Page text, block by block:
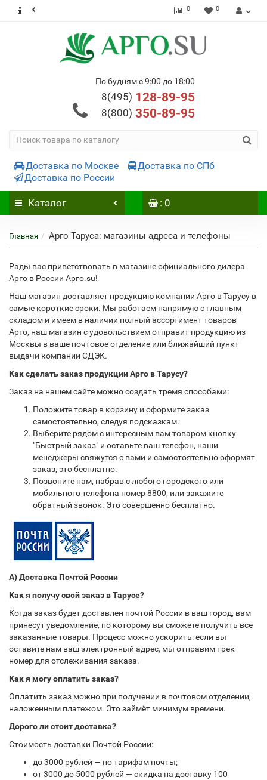
0 0
По будням с 9:00 до 18:00
8(495) 128-89-95
8(800) 350-89-95
Доставка по Москве
Доставка по СПб
Доставка по России
Каталог : 0
Главная Арго Таруса: магазины адреса и телефоны
Рады вас приветствовать в магазине официального дилера
Арго в России Арго.su!
Наш магазин доставляет продукцию компании Арго в Тарусу в
самые короткие сроки. Мы работаем напрямую с главным
складом и имеем в наличии полный ассортимент товаров
Арго, наш магазин с удовольствием отправит продукцию из
Москвы в ваше почтовое отделение или ближайший пункт
выдачи компании СДЭК.
Как сделать заказ продукции Арго в Тарусу?
Заказ на нашем сайте можно создать тремя способами:
Положите товар в корзину и оформите заказ
самостоятельно, следуя подсказкам.
Выберите рядом с интересным вам товаром кнопку
"Быстрый заказ" и оставьте ваш телефон, наши
менеджеры свяжутся с вами и самостоятельно оформят
заказ, это бесплатно.
Позвоните нам, набрав с любого городского или
мобильного телефона номер 8800, или закажите
обратный звонок. Это совершенно бесплатно.
А) Доставка Почтой России
Как я получу свой заказ в Тарусе?
Когда заказ будет доставлен почтой России в ваш город, вам
принесут уведомление, по которому вы сможете получить все
заказанные товары. Процесс можно ускорить: если вы
оставите нам ваш электронный адрес, мы отправим трек-
номер для отслеживания заказа.
Как я могу оплатить заказ?
Оплатить заказ можно при получении в почтовом отделении,
наложенным платежом. Это займёт минимум времени.
Дорого ли стоит доставка?
Стоимость доставки Почтой России:
до 3000 рублей — по тарифам почты;
от 3000 до 5000 рублей — скидка на доставку 100